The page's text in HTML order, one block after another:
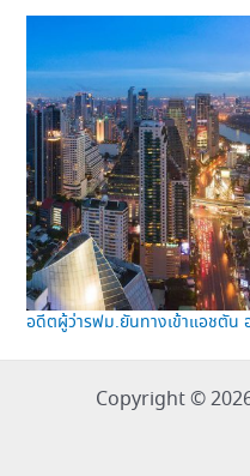
อดีตผู้ว่ารฟม.ยันทางเข้าแอชตัน
Copyright ©